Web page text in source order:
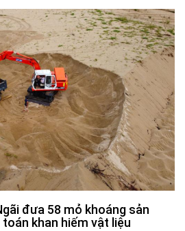
đưa 58 mỏ khoáng sản
khan hiếm vật liệu